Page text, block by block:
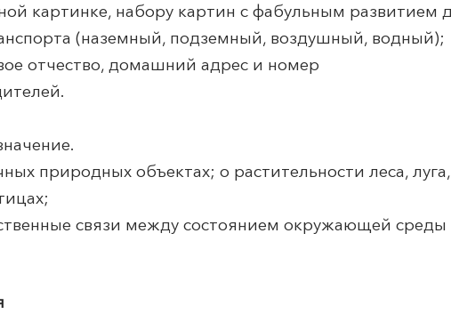
картинке, набору картин с фабульным развитием
(наземный, подземный, воздушный, водный);
отчество, домашний адрес и номер
природных объектах; о растительности леса,
связи между состоянием окружающей